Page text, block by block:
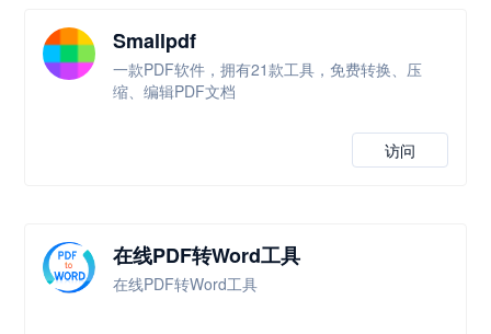
Smallpdf
一款PDF软件，拥有21款工具，免费转换、压
缩、编辑PDF文档
访问
在线PDF转Word工具
在线PDF转Word工具